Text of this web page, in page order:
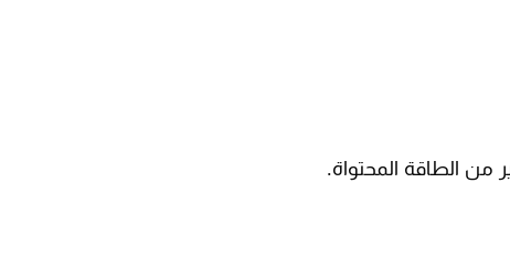
من الطاقة المحتواة.